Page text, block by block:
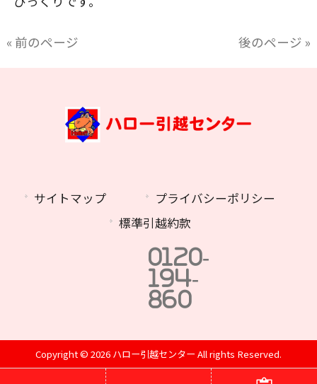
« 前のページ 後のページ »
サイトマップ
プライバシーポリシー
標準引越約款
0120-
194-
860
Copyright © 2026 ハロー引越センター All rights Reserved.